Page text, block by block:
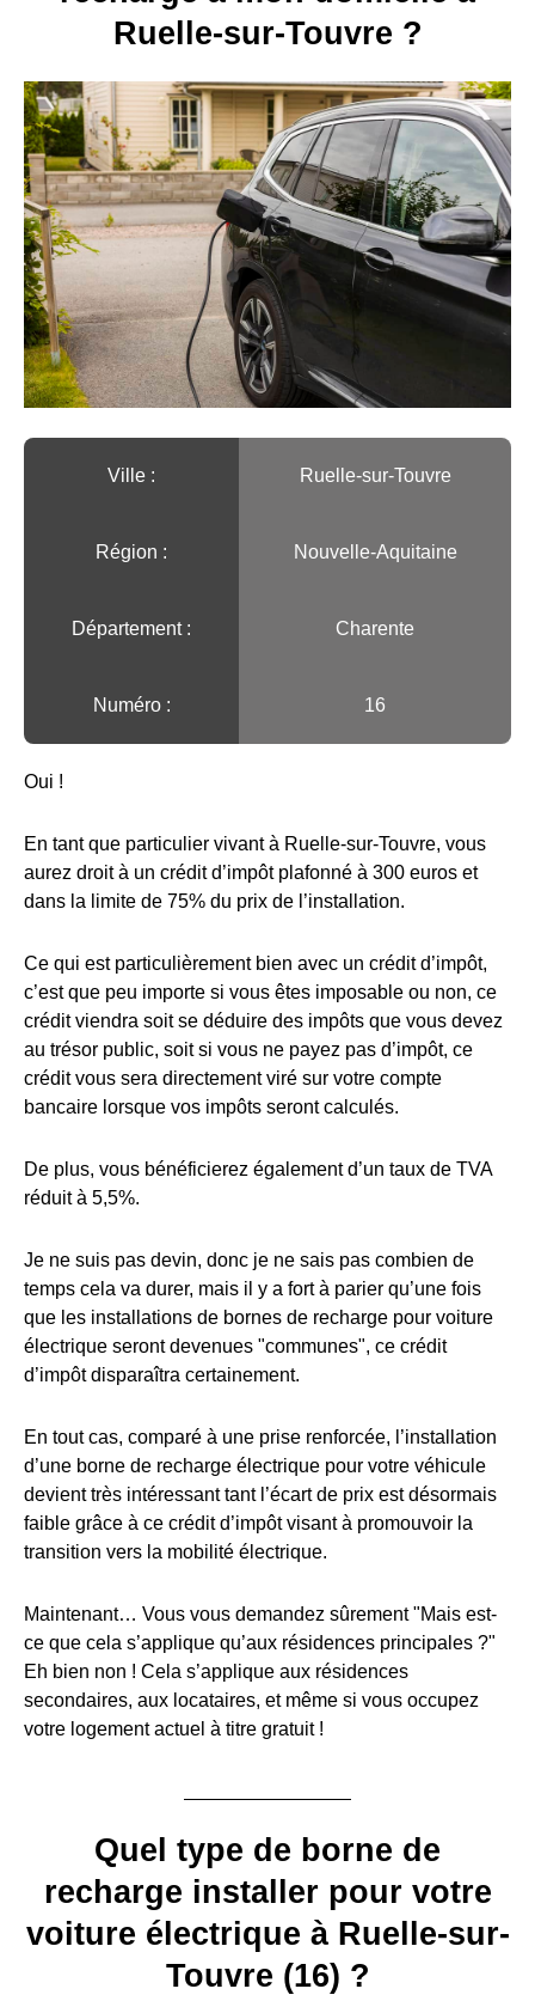
Ruelle-sur-Touvre ?
Ville :️ Ruelle-sur-Touvre
Région :️ Nouvelle-Aquitaine
Département : Charente
Numéro : 16
Oui !
En tant que particulier vivant à Ruelle-sur-Touvre, vous
aurez droit à un crédit d’impôt plafonné à 300 euros et
dans la limite de 75% du prix de l’installation.
Ce qui est particulièrement bien avec un crédit d’impôt,
c’est que peu importe si vous êtes imposable ou non, ce
crédit viendra soit se déduire des impôts que vous devez
au trésor public, soit si vous ne payez pas d’impôt, ce
crédit vous sera directement viré sur votre compte
bancaire lorsque vos impôts seront calculés.
De plus, vous bénéficierez également d’un taux de TVA
réduit à 5,5%.
Je ne suis pas devin, donc je ne sais pas combien de
temps cela va durer, mais il y a fort à parier qu’une fois
que les installations de bornes de recharge pour voiture
électrique seront devenues "communes", ce crédit
d’impôt disparaîtra certainement.
En tout cas, comparé à une prise renforcée, l’installation
d’une borne de recharge électrique pour votre véhicule
devient très intéressant tant l’écart de prix est désormais
faible grâce à ce crédit d’impôt visant à promouvoir la
transition vers la mobilité électrique.
Maintenant… Vous vous demandez sûrement "Mais est-
ce que cela s’applique qu’aux résidences principales ?"
Eh bien non ! Cela s’applique aux résidences
secondaires, aux locataires, et même si vous occupez
votre logement actuel à titre gratuit !
Quel type de borne de
recharge installer pour votre
voiture électrique à Ruelle-sur-
Touvre (16) ?